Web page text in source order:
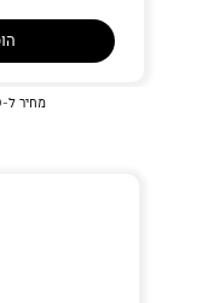
מחיר ל-100 גרם: 1571.43 ₪